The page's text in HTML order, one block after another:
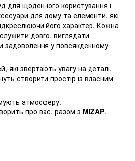
для щоденного користування і
для дому та елементи, які
його характер. Кожна
довго, виглядати
задоволення у повсякденному
які звертають увагу на деталі,
створити простір із власним
атмосферу.
про вас, разом з MIZAP.